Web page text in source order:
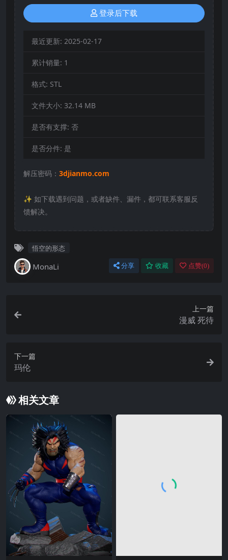
登录后下载
最近更新: 2025-02-17
累计销量: 1
格式: STL
文件大小: 32.14 MB
是否有支撑: 否
是否分件: 是
解压密码： 3djianmo.com
✨️ 如下载遇到问题，或者缺件、漏件，都可联系客服反
馈解决。
悟空的形态
MonaLi 分享 收藏 点赞(0)
上一篇
漫威 死待
下一篇
玛伦
相关文章